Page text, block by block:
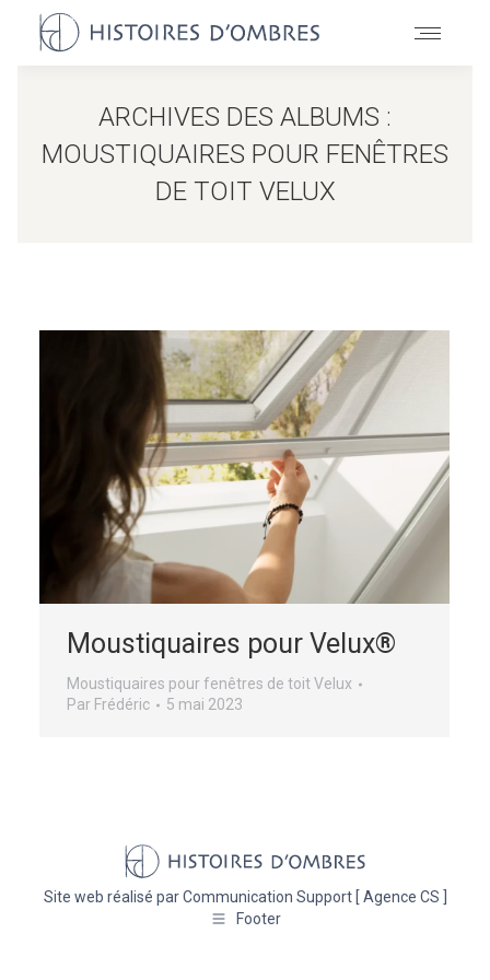
ARCHIVES DES ALBUMS :
MOUSTIQUAIRES POUR FENÊTRES
DE TOIT VELUX
Moustiquaires pour Velux®
Moustiquaires pour fenêtres de toit Velux
Par Frédéric 5 mai 2023
Site web réalisé parCommunication Support [ Agence CS ]
Footer